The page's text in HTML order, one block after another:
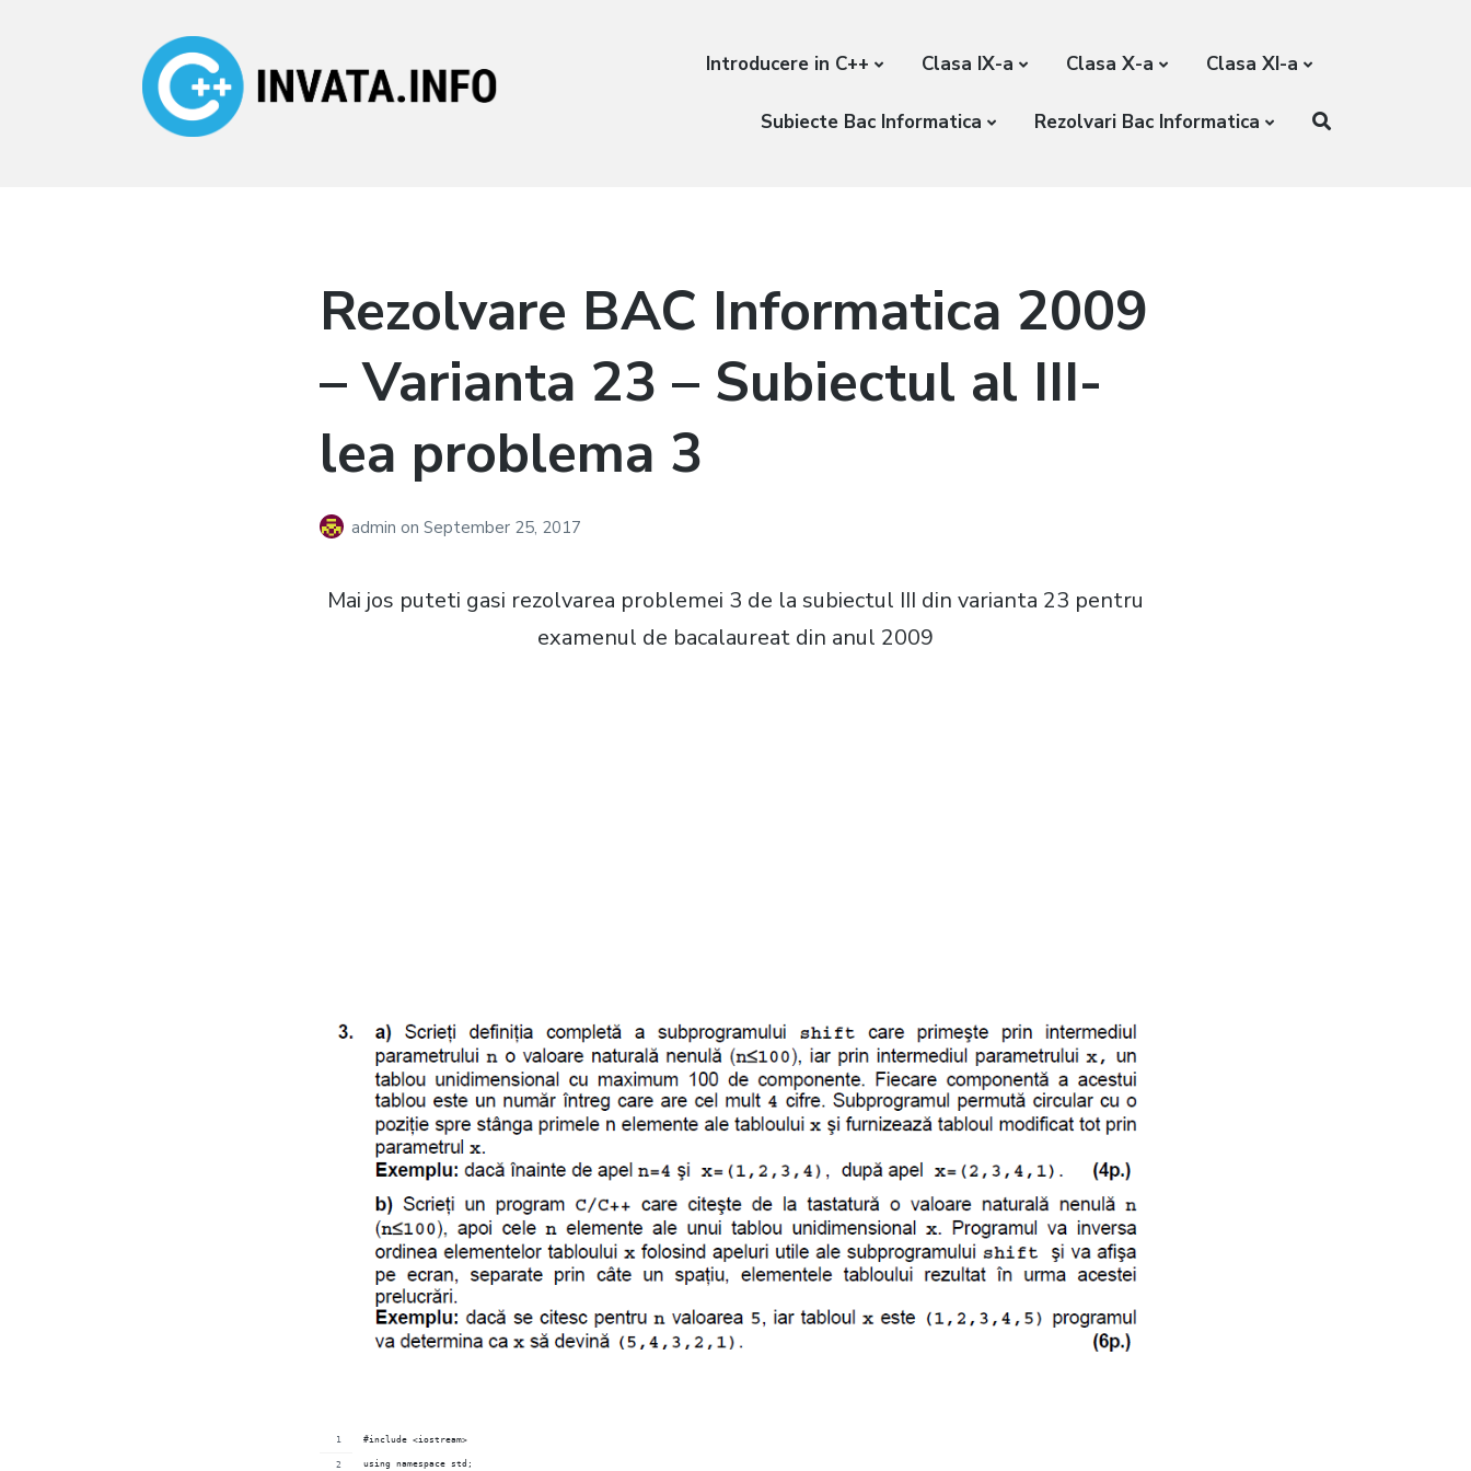
Introducere in C++ Clasa IX-a Clasa X-a Clasa XI-a
Subiecte Bac Informatica Rezolvari Bac Informatica
Rezolvare BAC Informatica 2009
– Varianta 23 – Subiectul al III-
lea problema 3
adminon September 25, 2017
Mai jos puteti gasi rezolvarea problemei 3 de la subiectul III din varianta 23 pentru
examenul de bacalaureat din anul 2009
#include <iostream>
using namespace std;